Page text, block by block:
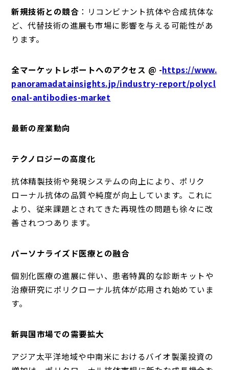
新規技術との競合 ：リコンビナント抗体や合成抗体な
ど、代替技術の進展も市場に影響を与える可能性があ
ります。
全マーケットレポートへのアクセス @ -https://www.
panoramadatainsights.jp/industry-report/polycl
onal-antibodies-market
最新の産業動向
テクノロジーの高度化
抗体精製技術や発現システムの向上により、ポリク
ローナル抗体の品質や純度が向上しています。これに
より、従来課題とされてきた再現性の問題も徐々に改
善されつつあります。
パーソナライズド医療との融合
個別化医療の進展に伴い、患者特異的な診断キットや
治療研究にポリクローナル抗体が応用され始めていま
す。
新興国市場での需要拡大
アジア太平洋地域や中南米におけるバイオ製薬投資の